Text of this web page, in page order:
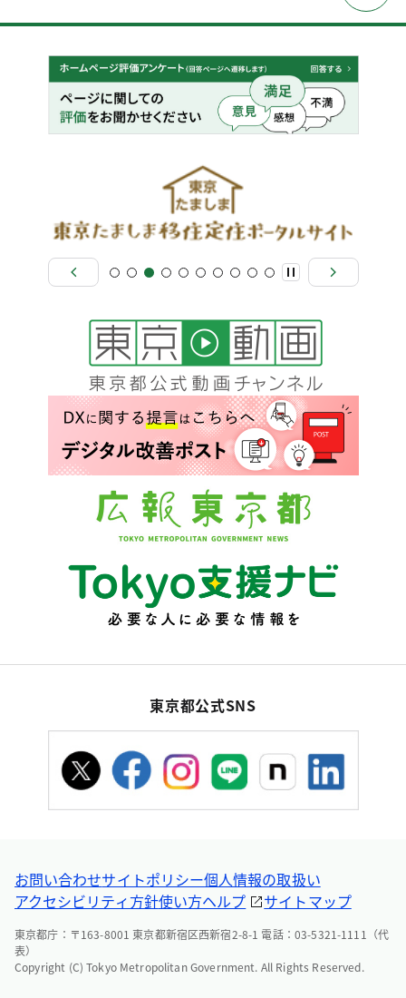
東京都公式SNS
お問い合わせサイトポリシー個人情報の取扱い
アクセシビリティ方針使い方ヘルプ サイトマップ
東京都庁：〒163-8001 東京都新宿区西新宿2-8-1 電話：03-5321-1111（代
表）
Copyright (C) Tokyo Metropolitan Government. All Rights Reserved.